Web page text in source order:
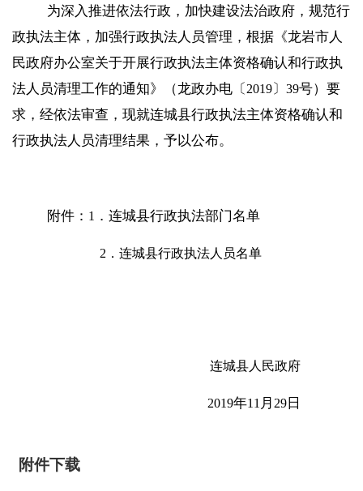
为深入推进依法行政，加快建设法治政府，规范行
政执法主体，加强行政执法人员管理，根据《龙岩市人
民政府办公室关于开展行政执法主体资格确认和行政执
法人员清理工作的通知》（龙政办电〔2019 〕39号）要
求，经依法审查，现就连城县行政执法主体资格确认和
行政执法人员清理结果，予以公布。
附件： 1 ．连城县行政执法部门名单
2 ．连城县行政执法人员名单
连城县人民政府
2019年11 月29 日
附件下载